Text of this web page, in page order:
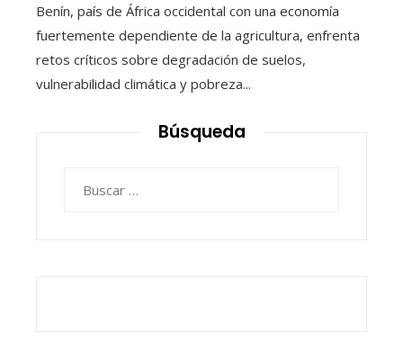
Benín, país de África occidental con una economía
fuertemente dependiente de la agricultura, enfrenta
retos críticos sobre degradación de suelos,
vulnerabilidad climática y pobreza...
Búsqueda